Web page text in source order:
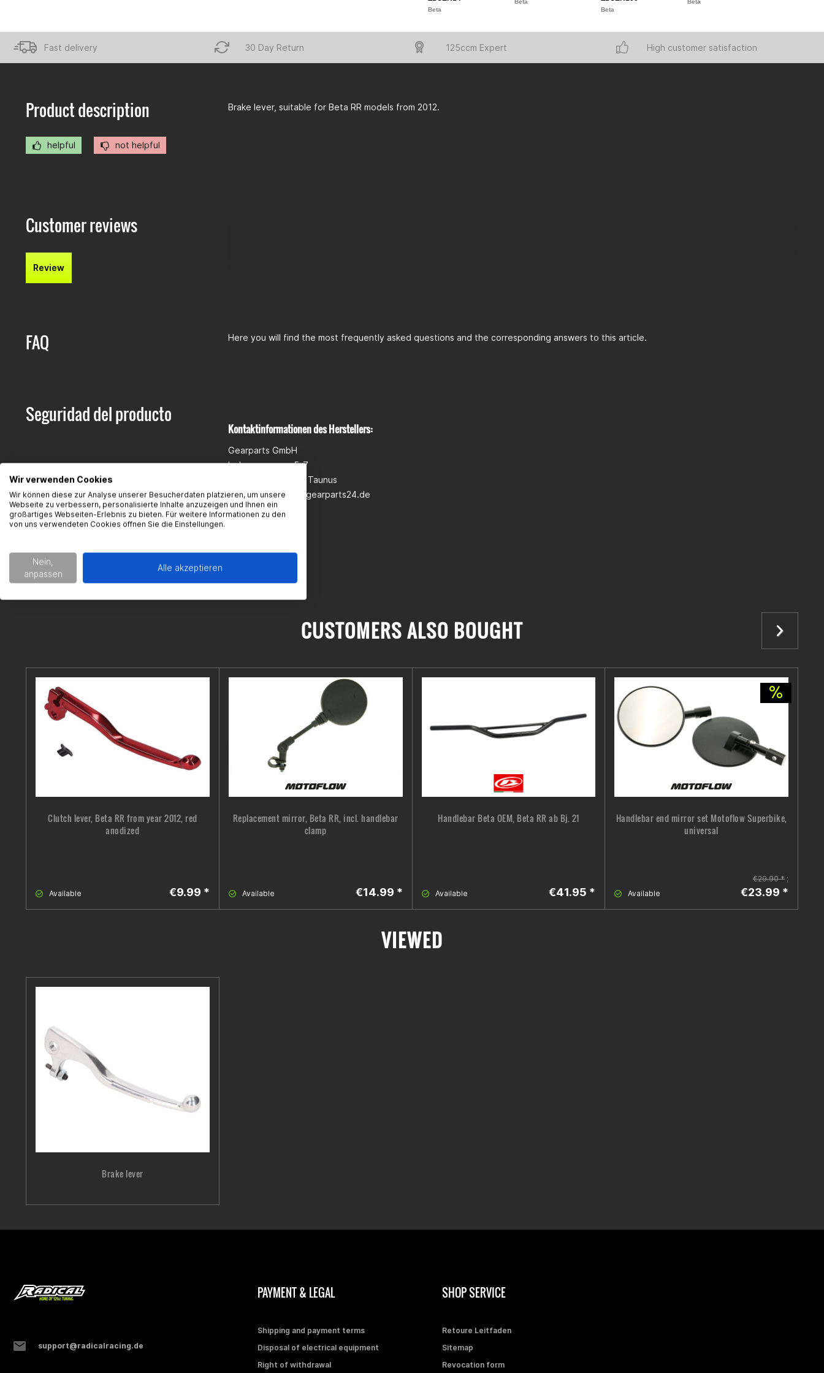
Beta
Beta
Beta
Beta
Fast delivery 30 Day Return 125ccm Expert High customer satisfaction
Product description
helpful not helpful
Brake lever, suitable for Beta RR models from 2012.
Customer reviews
Review
FAQ Here you will find the most frequently asked questions and the corresponding answers to this article.
Seguridad del producto
Kontaktinformationen des Herstellers:
Gearparts GmbH
Im Langgewann 5-7
65719 Hofheim am Taunus
Kontakt:support@gearparts24.de
CUSTOMERS ALSO BOUGHT
Clutch lever, Beta RR from year 2012, red
anodized
Available €9.99 *
Replacement mirror, Beta RR, incl. handlebar
clamp
Available €14.99 *
Handlebar Beta OEM, Beta RR ab Bj. 21
Available €41.95 *
Handlebar end mirror set Motoflow Superbike,
universal
Available
€29.90 * ;
€23.99 *
VIEWED
Brake lever
support@radicalracing.de
PAYMENT & LEGAL
Shipping and payment terms
Disposal of electrical equipment
Right of withdrawal
SHOP SERVICE
Retoure Leitfaden
Sitemap
Revocation form
Wir verwenden Cookies
Wir können diese zur Analyse unserer Besucherdaten platzieren, um unsere
Webseite zu verbessern, personalisierte Inhalte anzuzeigen und Ihnen ein
großartiges Webseiten-Erlebnis zu bieten. Für weitere Informationen zu den
von uns verwendeten Cookies öffnen Sie die Einstellungen.
Nein,
anpassen
Alle akzeptieren